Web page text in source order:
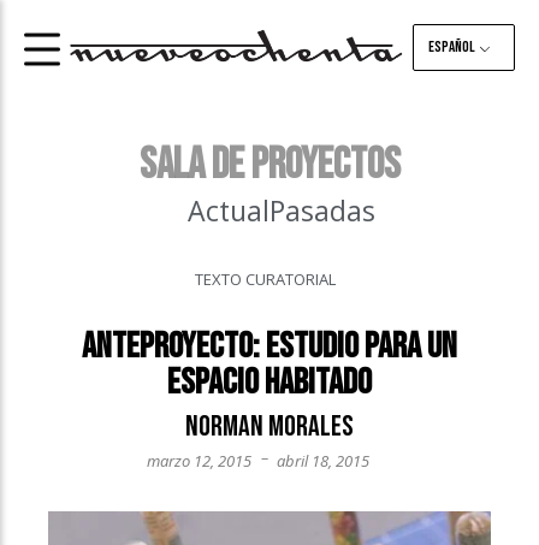
Español
SALA DE PROYECTOS
ActualPasadas
TEXTO CURATORIAL
Anteproyecto: estudio para un
espacio habitado
Norman Morales
marzo 12, 2015 – abril 18, 2015